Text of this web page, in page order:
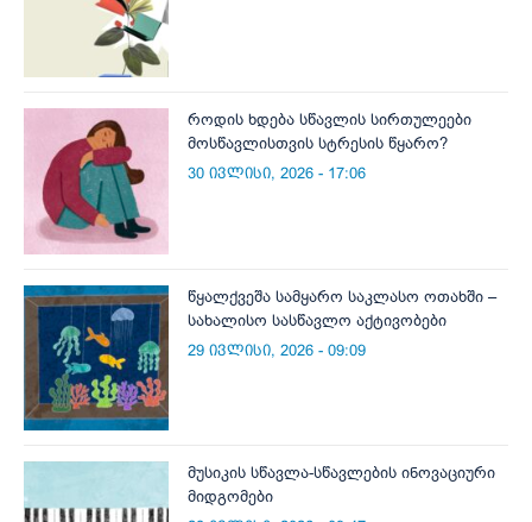
როდის ხდება სწავლის სირთულეები
მოსწავლისთვის სტრესის წყარო?
30 ივლისი, 2026 - 17:06
წყალქვეშა სამყარო საკლასო ოთახში –
სახალისო სასწავლო აქტივობები
29 ივლისი, 2026 - 09:09
მუსიკის სწავლა-სწავლების ინოვაციური
მიდგომები